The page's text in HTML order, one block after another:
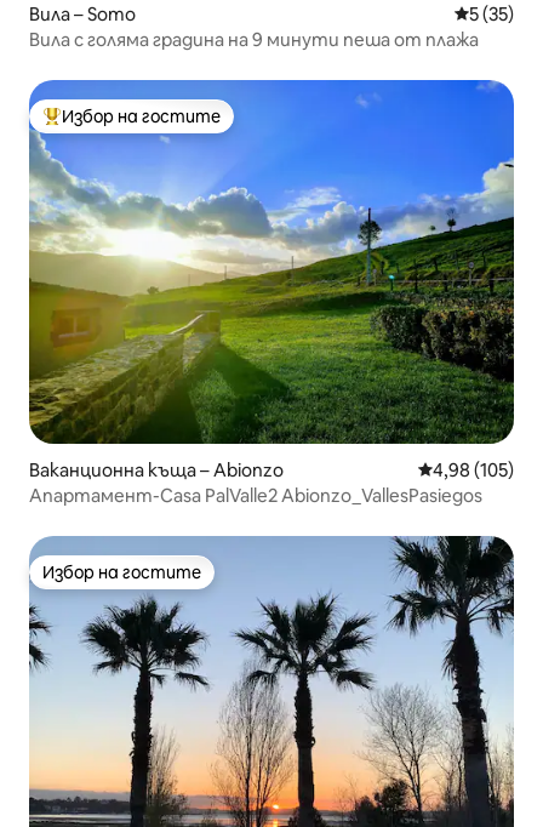
Вила – Somo Средна
5 (35)
Вила с голяма градина на 9 минути пеша от плажа
Най-популярен избор на гостите
Избор на гостите
Ваканционна къща – Abionzo Средна
4,98 (105)
Апартамент-Casa PalValle2 Abionzo_VallesPasiegos
Избор на гостите
Избор на гостите